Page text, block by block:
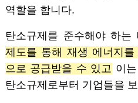
역할을 합니다.
탄소규제를 준수해야 하는
제도를 통해 재생 에너지
으로 공급받을 수 있고 이
탄소규제로부터 기업들을